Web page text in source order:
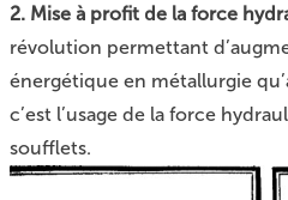
2. Mise à profit de la force
révolution permettant
énergétique en métallurgie
c’est l’usage de la force
soufflets.